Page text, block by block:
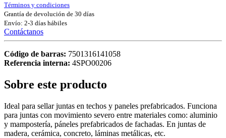
Términos y condiciones
Grantía de devolución de 30 días
Envío: 2-3 días hábiles
Contáctanos
Código de barras: 7501316141058
Referencia interna: 4SPO00206
Sobre este producto
Ideal para sellar juntas en techos y paneles prefabricados. Funciona
para juntas con movimiento severo entre materiales como: aluminio
y mampostería, páneles prefabricados de fachadas. En juntas de
madera, cerámica, concreto, láminas metálicas, etc.